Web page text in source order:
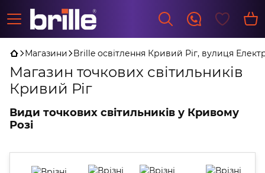
Магазини Brille освітлення Кривий Ріг, вулиця
Магазин точкових світильників
Кривий Ріг
Види точкових світильників у Кривому
Розі